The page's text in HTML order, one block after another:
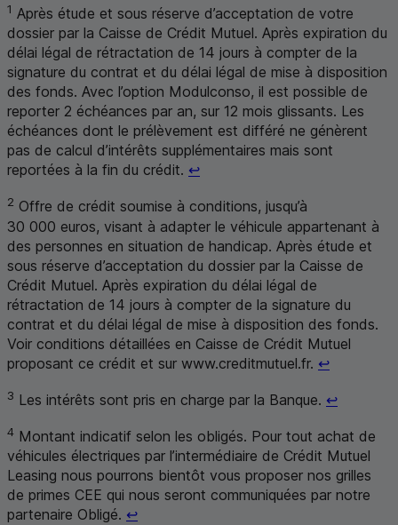
1 Après étude et sous réserve d’acceptation de votre
dossier par la Caisse de Crédit Mutuel. Après expiration du
délai légal de rétractation de 14 jours à compter de la
signature du contrat et du délai légal de mise à disposition
des fonds. Avec l’option Modulconso, il est possible de
reporter 2 échéances par an, sur 12 mois glissants. Les
échéances dont le prélèvement est différé ne génèrent
pas de calcul d’intérêts supplémentaires mais sont
reportées à la fin du crédit. ↩Retour au renvoi 1
2 Offre de crédit soumise à conditions, jusqu’à
30 000 euros, visant à adapter le véhicule appartenant à
des personnes en situation de handicap. Après étude et
sous réserve d’acceptation du dossier par la Caisse de
Crédit Mutuel. Après expiration du délai légal de
rétractation de 14 jours à compter de la signature du
contrat et du délai légal de mise à disposition des fonds.
Voir conditions détaillées en Caisse de Crédit Mutuel
proposant ce crédit et sur www.creditmutuel.fr. ↩Retour au
3 Les intérêts sont pris en charge par la Banque. ↩Retour
4 Montant indicatif selon les obligés. Pour tout achat de
véhicules électriques par l’intermédiaire de Crédit Mutuel
Leasing nous pourrons bientôt vous proposer nos grilles
de primes CEE qui nous seront communiquées par notre
partenaire Obligé. ↩Retour au renvoi 4